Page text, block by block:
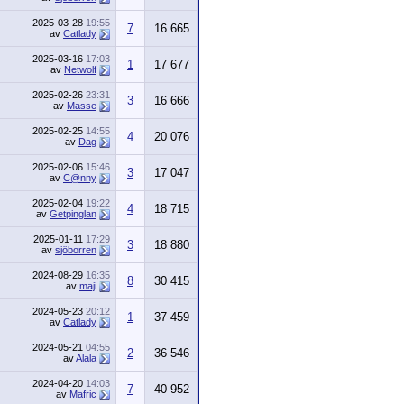
2025-03-28 19:55
av Catlady 7 16 665
2025-03-16 17:03
av Netwolf 1 17 677
2025-02-26 23:31
av Masse 3 16 666
2025-02-25 14:55
av Dag 4 20 076
2025-02-06 15:46
av C@nny 3 17 047
2025-02-04 19:22
av Getpinglan 4 18 715
2025-01-11 17:29
av sjöborren 3 18 880
2024-08-29 16:35
av maji 8 30 415
2024-05-23 20:12
av Catlady 1 37 459
2024-05-21 04:55
avAlala 2 36 546
2024-04-20 14:03
av Mafric 7 40 952